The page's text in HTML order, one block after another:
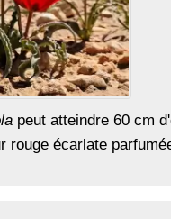
peut atteindre 60 cm
rouge écarlate